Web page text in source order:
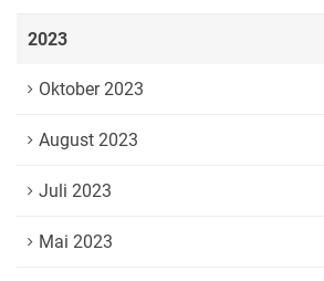
2023
Oktober 2023
August 2023
Juli 2023
Mai 2023